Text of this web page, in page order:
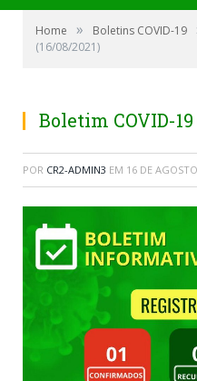
Home » Boletins COVID-19
(16/08/2021)
Boletim COVID-19
POR CR2-ADMIN3 EM 16 DE